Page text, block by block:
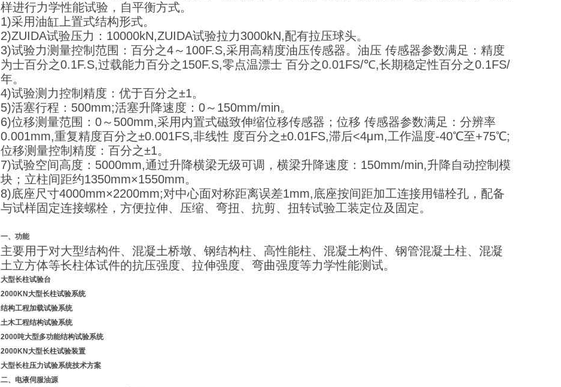
样进行力学性能试验，自平衡方式。
1)采用油缸上置式结构形式。
2)ZUIDA试验压力：10000kN,ZUIDA试验拉力3000kN,配有拉压球头。
3)试验力测量控制范围：百分之4～100F.S,采用高精度油压传感器。油压 传感器参数满足：精度
为士百分之0.1F.S,过载能力百分之150F.S,零点温漂士 百分之0.01FS/℃,长期稳定性百分之0.1FS/
年。
4)试验测力控制精度：优于百分之±1。
5)活塞行程：500mm;活塞升降速度：0～150mm/min。
6)位移测量范围：0～500mm,采用内置式磁致伸缩位移传感器；位移 传感器参数满足：分辨率
0.001mm,重复精度百分之±0.001FS,非线性 度百分之±0.01FS,滞后<4μm,工作温度-40℃至+75℃;
位移测量控制精度：百分之±1。
7)试验空间高度：5000mm,通过升降横梁无级可调，横梁升降速度：150mm/min,升降自动控制模
块；立柱间距约1350mm×1550mm。
8)底座尺寸4000mm×2200mm;对中心面对称距离误差1mm,底座按间距加工连接用锚栓孔，配备
与试样固定连接螺栓，方便拉伸、压缩、弯扭、抗剪、扭转试验工装定位及固定。
一、功能
主要用于对大型结构件、混凝土桥墩、钢结构柱、高性能柱、混凝土构件、钢管混凝土柱、混凝
土立方体等长柱体试件的抗压强度、拉伸强度、弯曲强度等力学性能测试。
大型长柱试验台
2000KN大型长柱试验系统
结构工程加载试验系统
土木工程结构试验系统
2000吨大型多功能结构试验系统
2000KN大型长柱试验装置
大型长柱压力试验系统技术方案
二、 电液伺服油源